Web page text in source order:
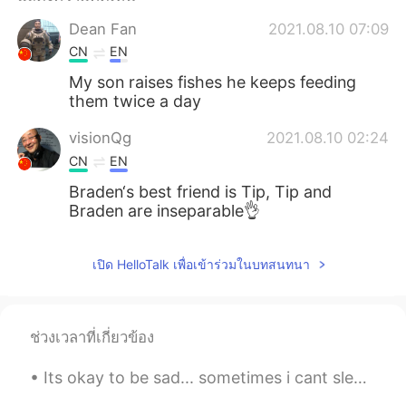
Dean Fan
2021.08.10 07:09
CN EN
My son raises fishes he keeps feeding
them twice a day
visionQg 2021.08.10 02:24
CN EN
Braden‘s best friend is Tip, Tip and
Braden are inseparable👌
เปิด HelloTalk เพื่อเข้าร่วมในบทสนทนา
ช่วงเวลาที่เกี่ยวข้อง
Its okay to be sad... sometimes i cant sleep at night because i worry about my future and past m...